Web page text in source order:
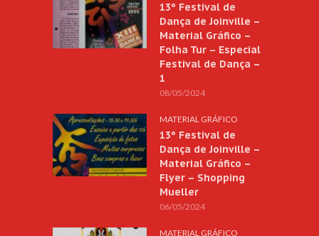
13º Festival de
Dança de Joinville –
Material Gráfico –
Folha Tur – Especial
Festival de Dança –
1
08/05/2024
MATERIAL GRÁFICO
13º Festival de
Dança de Joinville –
Material Gráfico –
Flyer – Shopping
Mueller
06/05/2024
MATERIAL GRÁFICO